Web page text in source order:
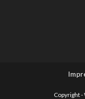
Copyright